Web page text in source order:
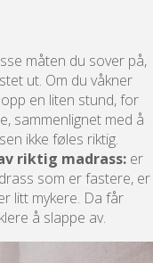
måten du sover på,
ut. Om du våkner
en liten stund, for
sammenlignet med å
ikke føles riktig.
riktig madrass: er
som er fastere, er
litt mykere. Da får
å slappe av.